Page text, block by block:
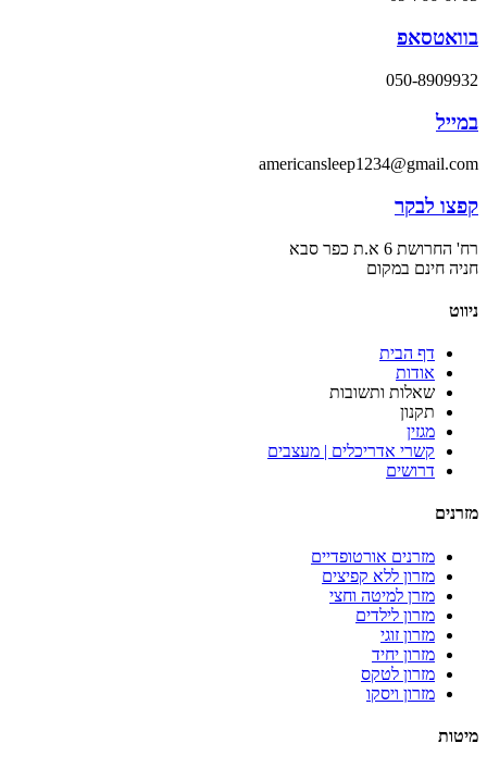
בוואטסאפ
050-8909932
במייל
americansleep1234@gmail.com
קפצו לבקר
רח' החרושת 6 א.ת כפר סבא
חניה חינם במקום
ניווט
דף הבית
אודות
שאלות ותשובות
תקנון
מגזין
קשרי אדריכלים | מעצבים
דרושים
מזרנים
מזרנים אורטופדיים
מזרון ללא קפיצים
מזרן למיטה וחצי
מזרון לילדים
מזרון זוגי
מזרון יחיד
מזרון לטקס
מזרון ויסקו
מיטות